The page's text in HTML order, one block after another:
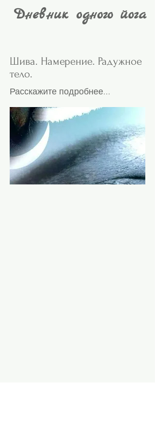
Дневник одного йога
Шива. Намерение. Радужное
тело.
Расскажите подробнее...